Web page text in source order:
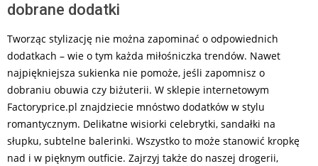
dobrane dodatki
Tworząc stylizację nie można zapominać o odpowiednich
dodatkach – wie o tym każda miłośniczka trendów. Nawet
najpiękniejsza sukienka nie pomoże, jeśli zapomnisz o
dobraniu obuwia czy biżuterii. W sklepie internetowym
Factoryprice.pl znajdziecie mnóstwo dodatków w stylu
romantycznym. Delikatne wisiorki celebrytki, sandałki na
słupku, subtelne balerinki. Wszystko to może stanowić kropkę
nad i w pięknym outficie. Zajrzyj także do naszej drogerii,